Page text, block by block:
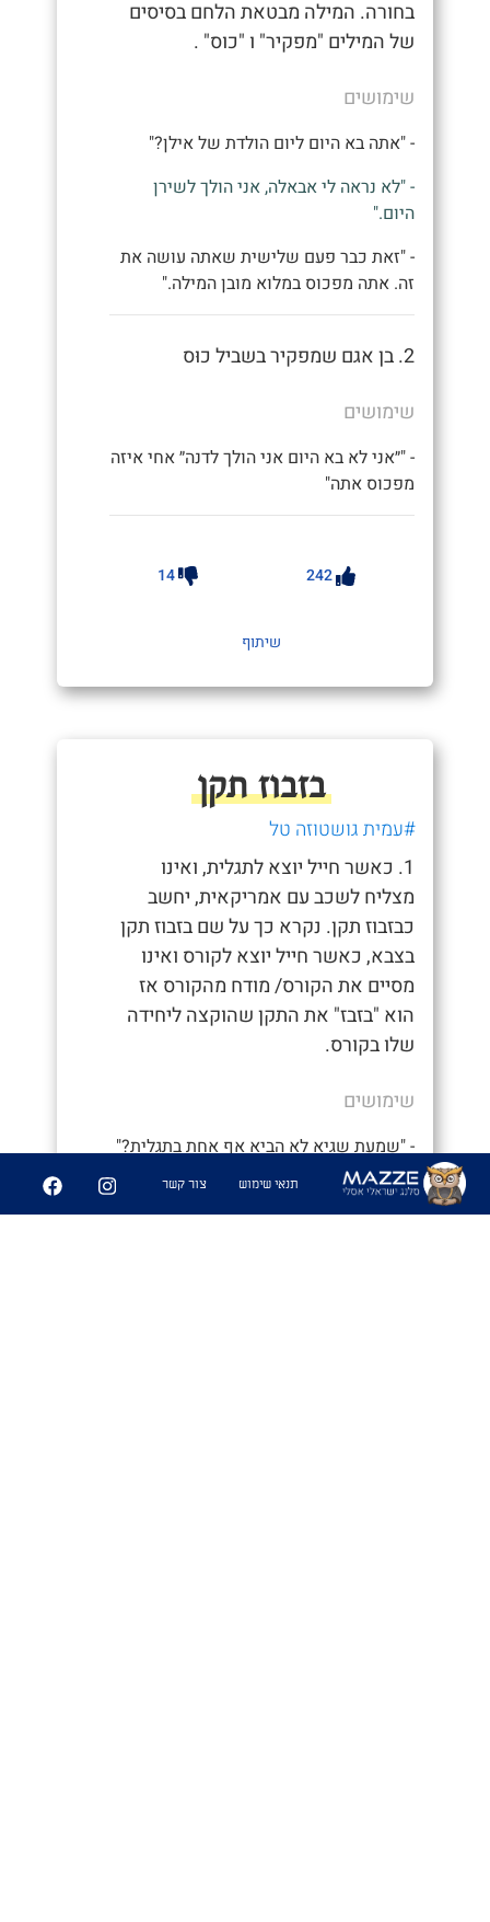
בחורה. המילה מבטאת הלחם בסיסים
של המילים "מפקיר" ו "כוס" .
שימושים
- "אתה בא היום ליום הולדת של אילן?"
- "לא נראה לי אבאלה, אני הולך לשירן
היום."
- "זאת כבר פעם שלישית שאתה עושה את
זה. אתה מפכוס במלוא מובן המילה."
2. בן אגם שמפקיר בשביל כוּס
שימושים
- "״אני לא בא היום אני הולך לדנה״ אחי איזה
מפכוס אתה"
242
14
שיתוף
בזבוז תקן
#עמית גושטוזה טל
1. כאשר חייל יוצא לתגלית, ואינו
מצליח לשכב עם אמריקאית, יחשב
כבזבוז תקן. נקרא כך על שם בזבוז תקן
בצבא, כאשר חייל יוצא לקורס ואינו
מסיים את הקורס/ מודח מהקורס אז
הוא "בזבז" את התקן שהוקצה ליחידה
שלו בקורס.
שימושים
- "שמעת שגיא לא הביא אף אחת בתגלית?"
- "מה?? אני לא מאמין שנתנו לו לצאת
במקומי. איזה בזבוז תקן"
תנאי שימוש צור קשר